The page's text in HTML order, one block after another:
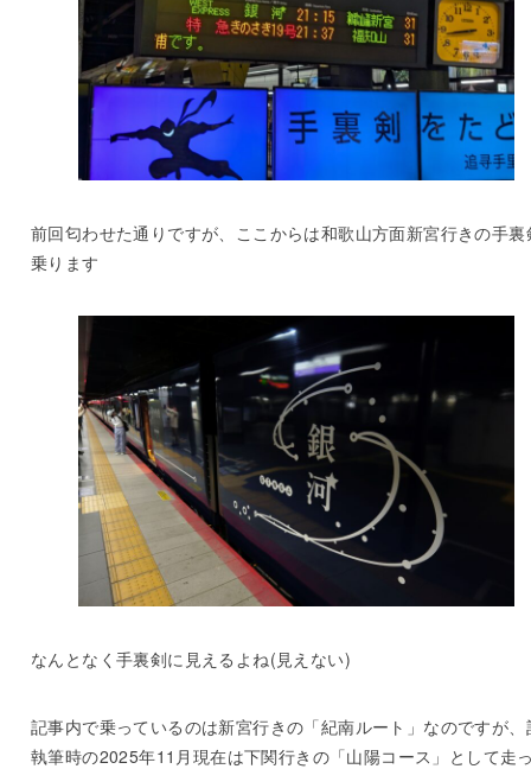
前回匂わせた通りですが、ここからは和歌山方面新宮行きの手裏
乗ります
なんとなく手裏剣に見えるよね(見えない)
記事内で乗っているのは新宮行きの「紀南ルート」なのですが、
執筆時の2025年11月現在は下関行きの「山陽コース」として走